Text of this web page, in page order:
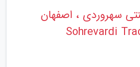
سهروردی ، اصفهان
Sohrevardi